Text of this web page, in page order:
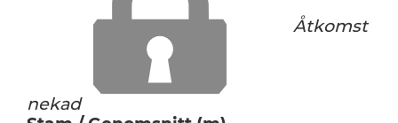
Åtkomst
nekad